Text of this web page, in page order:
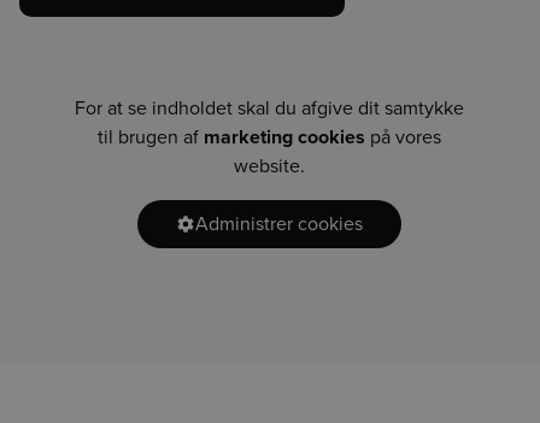
For at se indholdet skal du afgive dit samtykke
til brugen af marketing cookies på vores
website.
Administrer cookies